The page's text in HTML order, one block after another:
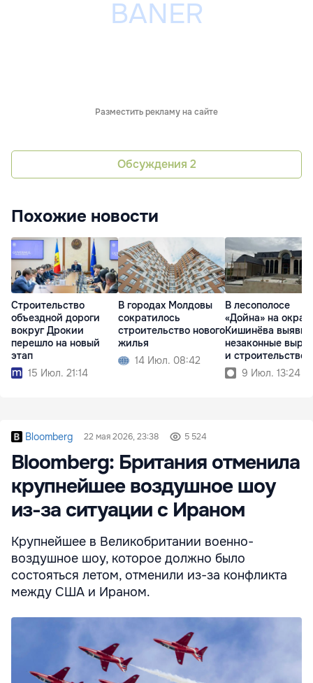
Разместить рекламу на сайте
Обсуждения 2
Похожие новости
Строительство
объездной дороги
вокруг Дрокии
перешло на новый
этап
15 Июл. 21:14
В городах Молдовы
сократилось
строительство нового
жилья
14 Июл. 08:42
В лесополосе
«Дойна» на
Кишинёва
незаконные
и строительство
9 Июл. 13:24
Bloomberg 22 мая 2026, 23:38 5 524
Bloomberg: Британия отменила
крупнейшее воздушное шоу
из-за ситуации с Ираном
Крупнейшее в Великобритании военно-
воздушное шоу, которое должно было
состояться летом, отменили из-за конфликта
между США и Ираном.